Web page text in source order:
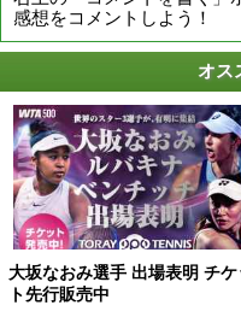
感想をコメントしよう！
オス
大坂なおみ選手 出場表明 チケ
ト先行販売中